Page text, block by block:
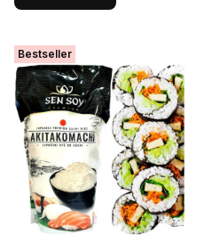
Bestseller